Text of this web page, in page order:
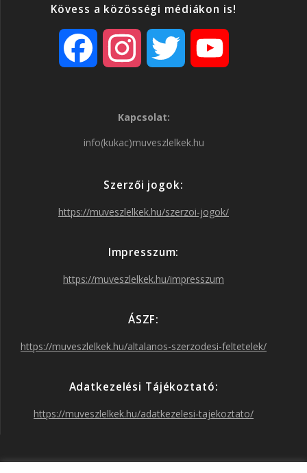
Kövess a közösségi médiákon is!
o
s
r
a
m
r
Kapcsolat:
info(kukac)muveszlelkek.hu
Szerzői jogok:
https://muveszlelkek.hu/szerzoi-jogok/
Impresszum:
https://muveszlelkek.hu/impresszum
ÁSZF:
https://muveszlelkek.hu/altalanos-szerzodesi-feltetelek/
Adatkezelési Tájékoztató:
https://muveszlelkek.hu/adatkezelesi-tajekoztato/